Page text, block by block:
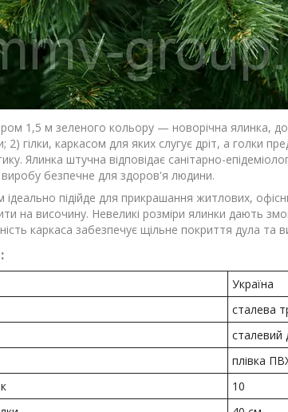
1,5 м зеленого кольору — новорічна ялинка,
2) гілки, каркасом для яких слугує дріт, а голки
Ялинка штучна відповідає санітарно-
безпечне для здоров'я людини.
підійде для прикрашання житлових,
на височину. Невеликі розміри ялинки дають
каркаса забезпечує щільне покриття дула та
Україна
сталева
сталевий
плівка
10